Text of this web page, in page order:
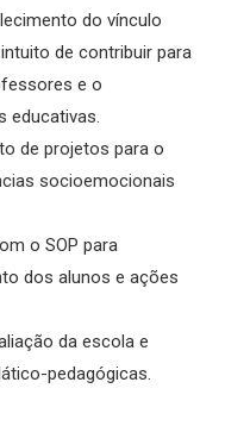
do vínculo
de contribuir para
e o
educativas.
de projetos para o
socioemocionais
o SOP para
dos alunos e ações
da escola e
pedagógicas.